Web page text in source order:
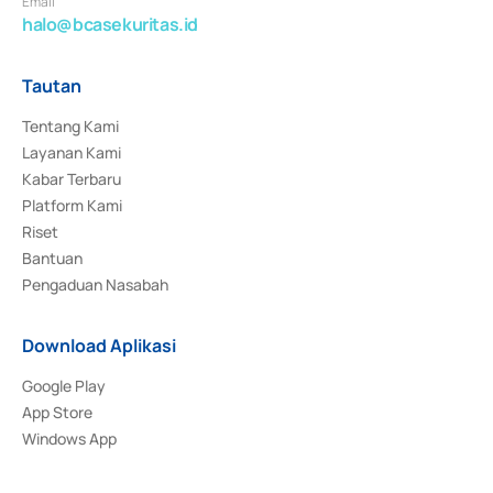
halo@bcasekuritas.id
Tautan
Tentang Kami
Layanan Kami
Kabar Terbaru
Platform Kami
Riset
Bantuan
Pengaduan Nasabah
Download Aplikasi
Google Play
App Store
Windows App